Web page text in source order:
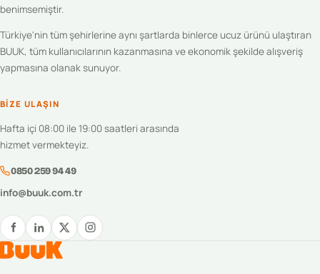
benimsemiştir.
Türkiye'nin tüm şehirlerine aynı şartlarda binlerce ucuz ürünü ulaştıran
BUUK, tüm kullanıcılarının kazanmasına ve ekonomik şekilde alışveriş
yapmasına olanak sunuyor.
BIZE ULAŞIN
Hafta içi 08:00 ile 19:00 saatleri arasında
hizmet vermekteyiz.
0850 259 94 49
info@buuk.com.tr